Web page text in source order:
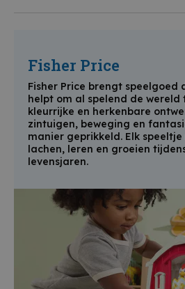
Fisher Price
Fisher Price brengt speelgoed
helpt om al spelend de wereld
kleurrijke en herkenbare
zintuigen, beweging en
manier geprikkeld. Elk
lachen, leren en groeien
levensjaren.